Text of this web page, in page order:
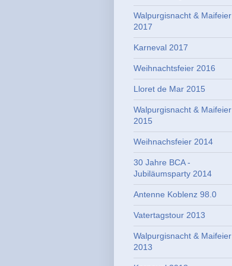
Walpurgisnacht & Maifeier
2017
Karneval 2017
Weihnachtsfeier 2016
Lloret de Mar 2015
Walpurgisnacht & Maifeier
2015
Weihnachsfeier 2014
30 Jahre BCA -
Jubiläumsparty 2014
Antenne Koblenz 98.0
Vatertagstour 2013
Walpurgisnacht & Maifeier
2013